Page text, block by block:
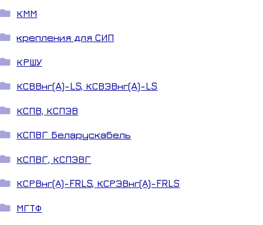
КММ
крепления для СИП
КРШУ
КСВВнг(A)-LS, КСВЭВнг(A)-LS
КСПВ, КСПЭВ
КСПВГ Беларускабель
КСПВГ, КСПЭВГ
КСРВнг(А)-FRLS, КСРЭВнг(А)-FRLS
МГТФ